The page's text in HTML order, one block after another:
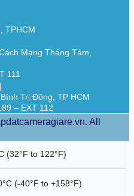
to-rear airflow
45 dB
support hot swapping of
(32°F to 122°F)
(-40°F to +158°F)
TPHCM
Mạng Tháng Tám,
111
Trị Đông, TP HCM
– EXT 112
All